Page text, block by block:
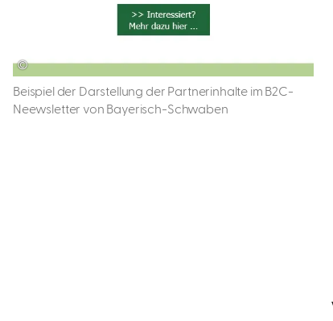
©
Beispiel der Darstellung der Partnerinhalte im B2C-
Neewsletter von Bayerisch-Schwaben